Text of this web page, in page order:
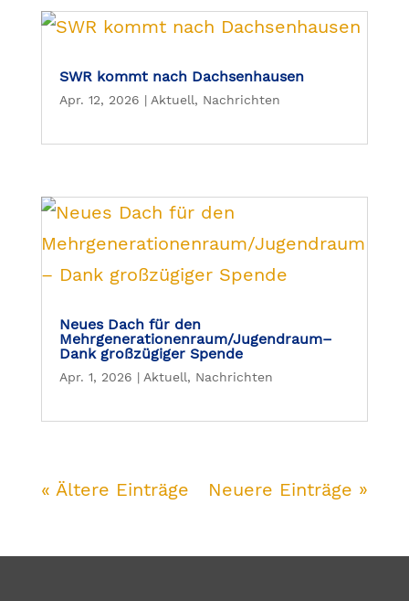
SWR kommt nach Dachsenhausen
Apr. 12, 2026 | Aktuell, Nachrichten
Neues Dach für den
Mehrgenerationenraum/Jugendraum–
Dank großzügiger Spende
Apr. 1, 2026 | Aktuell, Nachrichten
« Ältere Einträge Neuere Einträge »